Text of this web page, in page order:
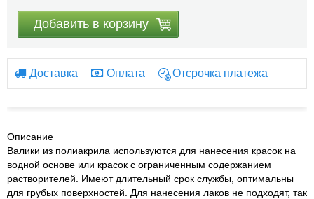
Добавить в корзину
Доставка Оплата Отсрочка платежа
Описание
Валики из полиакрила используются для нанесения красок на
водной основе или красок с ограниченным содержанием
растворителей. Имеют длительный срок службы, оптимальны
для грубых поверхностей. Для нанесения лаков не подходят, так